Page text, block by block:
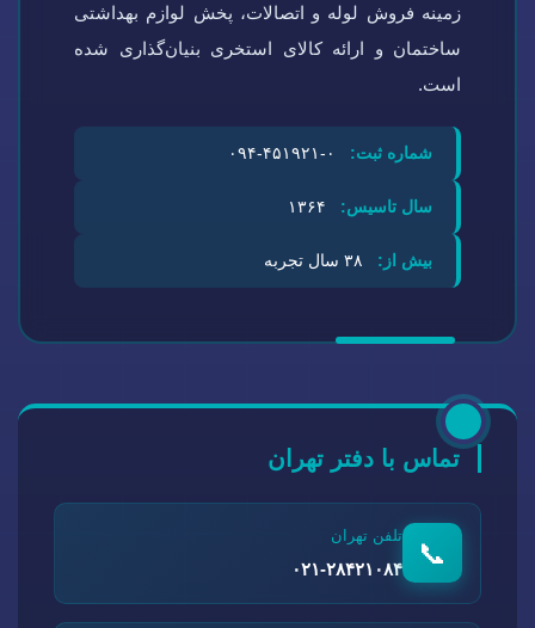
زمینه فروش لوله و اتصالات، پخش لوازم بهداشتی
ساختمان و ارائه کالای استخری بنیان‌گذاری شده
است.
شماره ثبت:
سال تاسیس:
بیش از:
تماس با دفتر تهران
📞
تلفن تهران
۰۲۱-۲۸۴۲۱۰۸۴